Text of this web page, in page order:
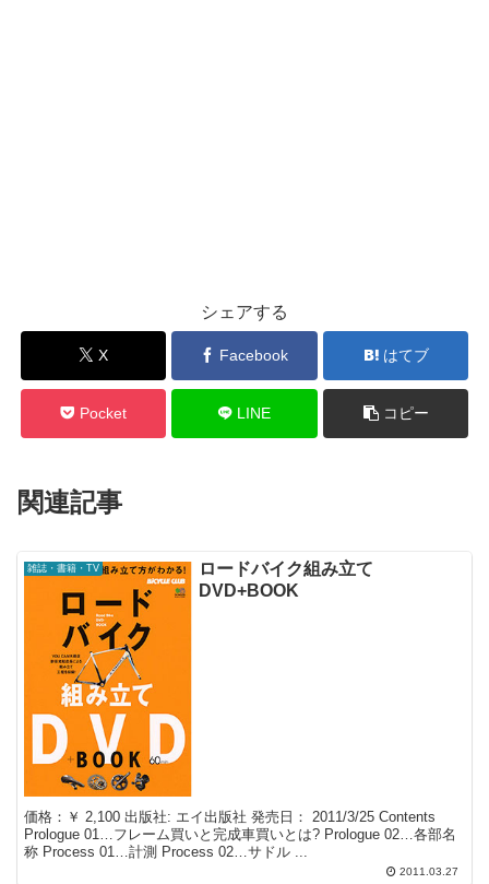
シェアする
X Facebook はてブ
Pocket LINE コピー
関連記事
雑誌・書籍・TV
ロードバイク組み立て
DVD+BOOK
価格：￥ 2,100 出版社: エイ出版社 発売日： 2011/3/25 Contents
Prologue 01…フレーム買いと完成車買いとは? Prologue 02…各部名
称 Process 01…計測 Process 02…サドル ...
2011.03.27